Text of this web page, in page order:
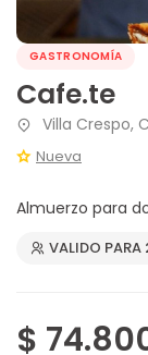
GASTRONOMÍA
Cafe.te
Villa Crespo,
Nueva
Almuerzo para
VALIDO PARA
$